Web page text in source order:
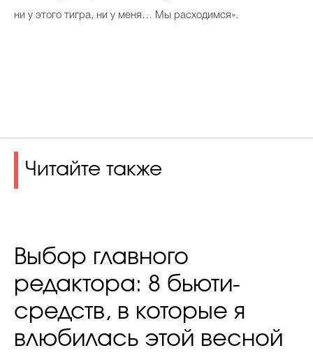
ни у этого тигра, ни у меня… Мы расходимся».
Читайте также
Выбор главного
редактора: 8 бьюти-
средств, в которые я
влюбилась этой весной